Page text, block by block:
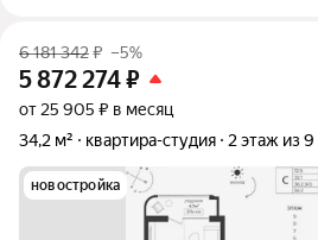
6 181 342₽ –5%
5 872 274₽
от 25 905 ₽ в месяц
34,2 м²
квартира-студия 2 этаж из 9
новостройка